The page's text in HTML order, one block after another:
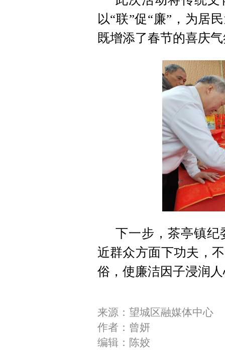
以“联”促“廉”，为居
既增添了春节的喜庆
下一步，茶亭镇纪
近群众方面下功夫，
俗，使廉洁因子浸润
来源：望城区融媒体中心
作者：曾妍
编辑：陈姣